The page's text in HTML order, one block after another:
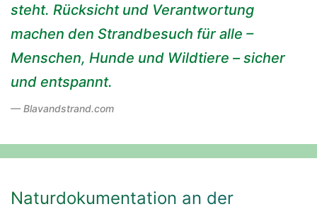
steht. Rücksicht und Verantwortung
machen den Strandbesuch für alle –
Menschen, Hunde und Wildtiere – sicher
und entspannt.
Blavandstrand.com
Naturdokumentation an der